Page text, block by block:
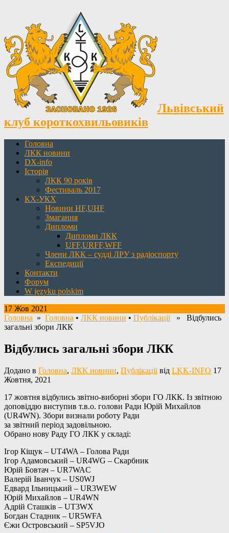
Львівський
клуб короткохвильовиків
Головна
ЛКК новини
DX-info
Історія
ЛКК 90 років
Фестиваль 2017
КХ-УКХ
Новини HF,UHF
Змагання
Дипломи
Дипломи ЛКК
UFF,URFF,WFF
Члени ЛКК – судді ЛРУ з радіоспорту
Експедиції
Контакти
Форум
W języku polskim
17 Жов 2021
Головна » Головна • ЛКК новини • Публікації» Відбулись
загальні збори ЛКК
Відбулись загальні збори ЛКК
Додано в Головна, ЛКК новини, Публікаціївід LKK-INFO 17
Жовтня, 2021
17 жовтня відбулись звітно-виборні збори ГО ЛКК. Із звітною
доповіддю виступив т.в.о. голови Ради Юрій Михайлов
(UR4WN). Збори визнали роботу Ради
за звітний період задовільною.
Обрано нову Раду ГО ЛКК у складі:
Ігор Кіщук – UT4WA – Голова Ради
Ігор Адамовський – UR4WG – Скарбник
Юрій Бовтач – UR7WAC
Валерій Іванчук – US0WJ
Едвард Ільницький – UR3WEW
Юрій Михайлов – UR4WN
Адрій Сташків – UT3WX
Богдан Стадник – UR5WFA
Єжи Островський – SP5VJO